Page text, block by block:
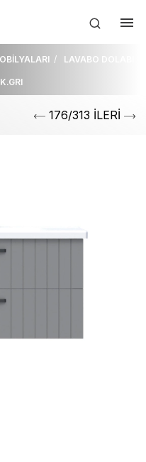
LAVABO DOLABI
176/313 İLERİ